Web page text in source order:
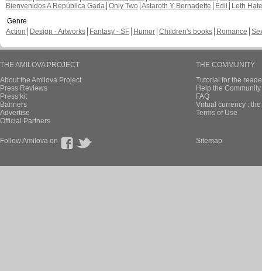
Bienvenidos A República Gada Only Two Astaroth Y Bernadette Edil
Leth Hate
Genre
Action
Design - Artworks Fantasy - SF Humor Children's books Romance
THE AMILOVA PROJECT
About the Amilova Project
Press Reviews
Press kit
Banners
Advertise
Official Partners
THE COMMUNITY
Tutorial for the
Help the
FAQ
Virtual currency :
Terms of Use
Follow Amilova on Sitemap